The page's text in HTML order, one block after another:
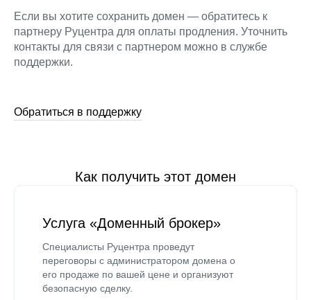
Если вы хотите сохранить домен — обратитесь к
партнеру Руцентра для оплаты продления. Уточнить
контакты для связи с партнером можно в службе
поддержки.
Обратиться в поддержку
Как получить этот домен
Услуга «Доменный брокер»
Специалисты Руцентра проведут
переговоры с администратором домена о
его продаже по вашей цене и организуют
безопасную сделку.